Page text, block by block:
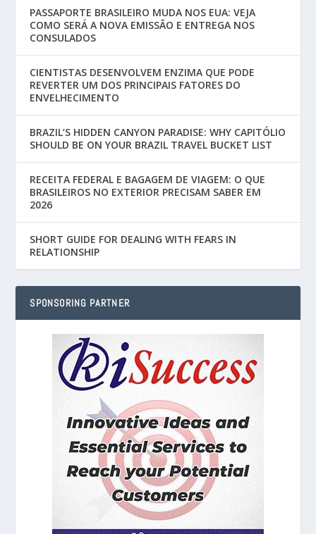
PASSAPORTE BRASILEIRO MUDA NOS EUA: VEJA
COMO SERÁ A NOVA EMISSÃO E ENTREGA NOS
CONSULADOS
CIENTISTAS DESENVOLVEM ENZIMA QUE PODE
REVERTER UM DOS PRINCIPAIS FATORES DO
ENVELHECIMENTO
BRAZIL’S HIDDEN CANYON PARADISE: WHY CAPITÓLIO
SHOULD BE ON YOUR BRAZIL TRAVEL BUCKET LIST
RECEITA FEDERAL E BAGAGEM DE VIAGEM: O QUE
BRASILEIROS NO EXTERIOR PRECISAM SABER EM
2026
SHORT GUIDE FOR DEALING WITH FEARS IN
RELATIONSHIP
SPONSORING PARTNER